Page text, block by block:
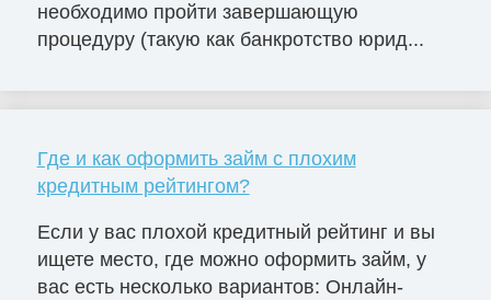
необходимо пройти завершающую
процедуру (такую как банкротство юрид...
Где и как оформить займ с плохим
кредитным рейтингом?
Если у вас плохой кредитный рейтинг и вы
ищете место, где можно оформить займ, у
вас есть несколько вариантов: Онлайн-